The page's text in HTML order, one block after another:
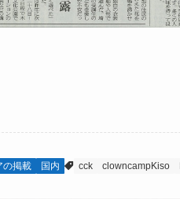
の掲載 国内 cck clowncampKiso